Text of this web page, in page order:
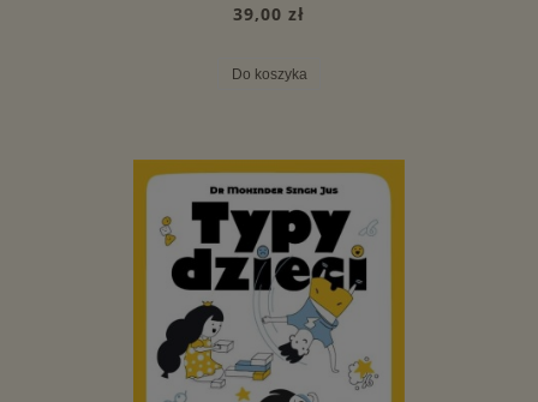
39,00 zł
Do koszyka